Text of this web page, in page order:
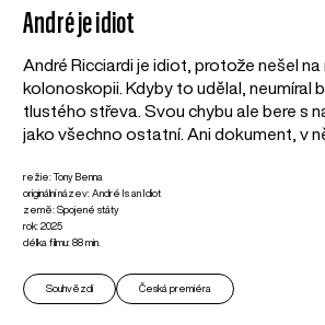
André je idiot
André Ricciardi je idiot, protože nešel
kolonoskopii. Kdyby to udělal, neumíral
tlustého střeva. Svou chybu ale bere s
jako všechno ostatní. Ani dokument, v
režie: Tony Benna
originální název: André Is an Idiot
země: Spojené státy
rok: 2025
délka filmu: 88 min.
Souhvězdí Česká premiéra